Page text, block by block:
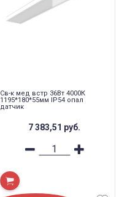
Св-к мед встр 36Вт 4000К
1195*180*55мм IP54 опал
датчик
7 383,51 руб.